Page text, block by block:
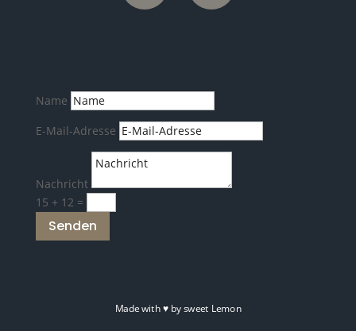
Name
E-Mail-Adresse
Nachricht
15 + 12 =
Senden
Made with♥by sweet Lemon